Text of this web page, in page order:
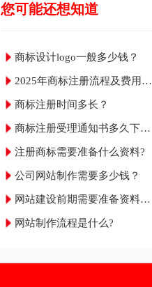
您可能还想知道
商标设计logo一般多少钱？
2025年商标注册流程及费用材
商标注册时间多长？
商标注册受理通知书多久下
注册商标需要准备什么资料?
公司网站制作需要多少钱？
网站建设前期需要准备资料明
网站制作流程是什么?